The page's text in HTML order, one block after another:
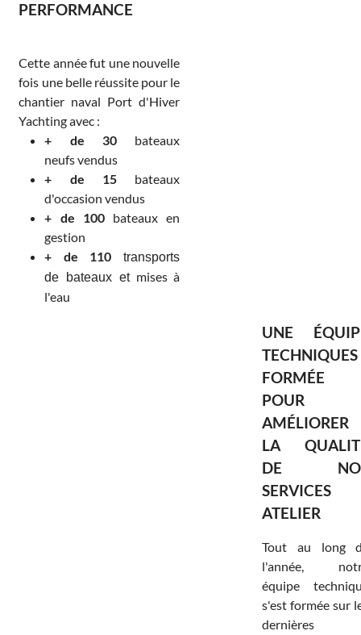
PERFORMANCE
Cette année fut une nouvelle
fois une belle réussite pour le
chantier naval Port d'Hiver
Yachting avec :
+ de 30 bateaux
neufs vendus
+ de 15 bateaux
d'occasion vendus
+ de 100bateaux en
gestion
+ de 110 transports
de bateaux etmises à
l'eau
UNE
TECHNIQUES
FORMÉE
POUR
AMÉLIORER
LA
DE
SERVICES
ATELIER
Tout au long
l'année,
équipe
s'est formée sur
dernières